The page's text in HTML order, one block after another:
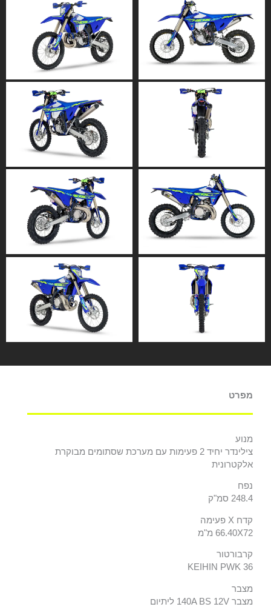
מפרט
מנוע
צילינדר יחיד 2 פעימות עם מערכת שסתומים מבוקרת
אלקטרונית
נפח
248.4 סמ"ק
קדח X פעימה
66.40X72 מ"מ
קרבורטור
KEIHIN PWK 36
מצבר
מצבר 140A BS 12V ליתיום